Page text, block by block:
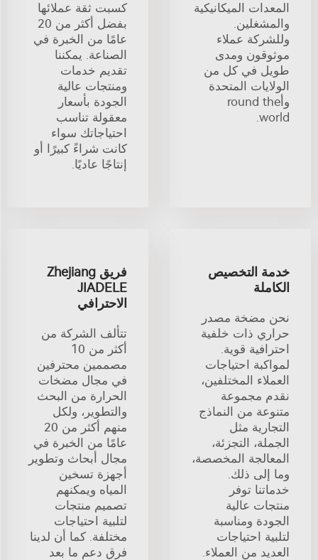
المعدات الميكانيكية
والمشغلين.
وللشركة عملاء
موثوقون ومدى
طويل في كل من
الولايات المتحدة
وأround the
world.
كسبت ثقة عملائها
بفضل أكثر من 20
عامًا من الخبرة في
الصناعة. يمكننا
تقديم خدمات
ومنتجات عالية
الجودة بأسعار
معقولة تناسب
احتياجاتك سواء
كانت شراءً كبيرًا أو
إنتاجًا عاديًا.
خدمة التخصيص
الكاملة
نحن مضخة مصدر
حراري ذات خلفية
احترافية قوية.
لمواكبة احتياجات
العملاء المختلفين،
نقدم مجموعة
متنوعة من النماذج
التجارية مثل
الجملة، التجزئة،
المعالجة المخصصة،
وما إلى ذلك.
خدماتنا توفر
منتجات عالية
الجودة ومناسبة
لتلبية احتياجات
العديد من العملاء.
فريق Zhejiang
JIADELE
الاحترافي
تتألف الشركة من
أكثر من 10
مصممين محترفين
في مجال مضخات
الحرارة من البحث
والتطوير، ولكل
منهم أكثر من 20
عامًا من الخبرة في
مجال أبحاث وتطوير
أجهزة تسخين
المياه ويمكنهم
تصميم منتجات
لتلبية احتياجات
مختلفة. كما أن لدينا
فرق دعم ما بعد